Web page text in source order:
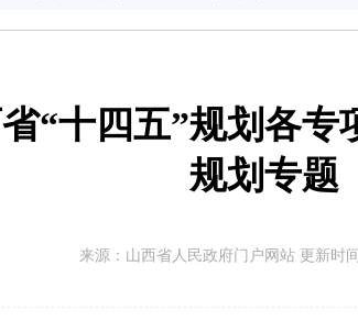
“十四五”规划各
规划专题
来源： 山西省人民政府门户网站 更新时间